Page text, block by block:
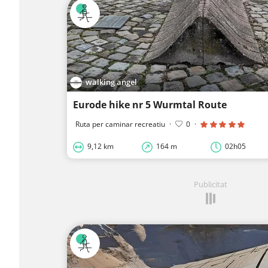
walking angel
Eurode hike nr 5 Wurmtal Route
Ruta per caminar recreatiu · 0 ·
9,12 km 164 m 02h05
Publicitat